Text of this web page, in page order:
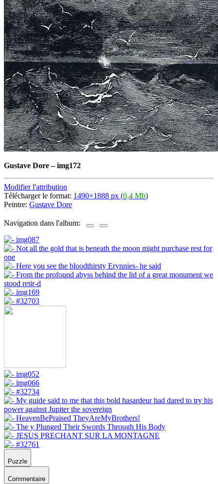
Gustave Dore–img172
Modifier l'attribution
Télécharger le format: 1490×1888 px (0,4 Mb)
Peintre: Gustave Dore
Navigation dans l'album:
Puzzle
Commentaire